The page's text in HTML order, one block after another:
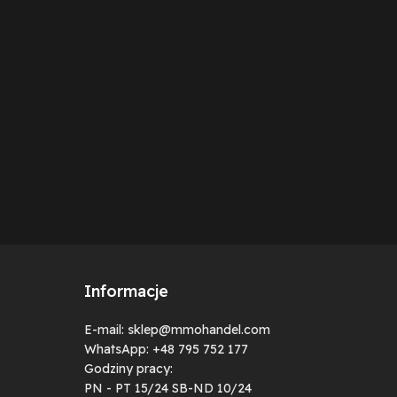
Informacje
E-mail: sklep@mmohandel.com
WhatsApp: +48 795 752 177
Godziny pracy:
PN - PT 15/24 SB-ND 10/24